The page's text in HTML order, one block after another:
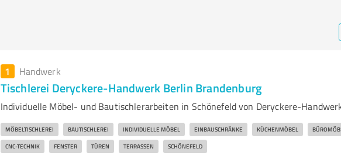
1 Handwerk
Tischlerei Deryckere-Handwerk Berlin Brandenburg
Individuelle Möbel- und Bautischlerarbeiten in Schönefeld von Deryckere-
MÖBELTISCHLEREI BAUTISCHLEREI INDIVIDUELLE MÖBEL EINBAUSCHRÄNKE KÜCHENMÖBEL
CNC-TECHNIK FENSTER TÜREN TERRASSEN SCHÖNEFELD